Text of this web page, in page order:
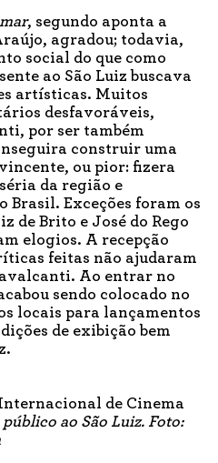
, segundo aponta a
agradou; todavia,
social do que como
ao São Luiz buscava
artísticas. Muitos
desfavoráveis,
por ser também
construir uma
ou pior: fizera
da região e
Brasil. Exceções foram os
de Brito e José do Rego
elogios. A recepção
feitas não ajudaram
Ao entrar no
sendo colocado no
locais para lançamentos
de exibição bem
de Cinema
ao São Luiz. Foto: